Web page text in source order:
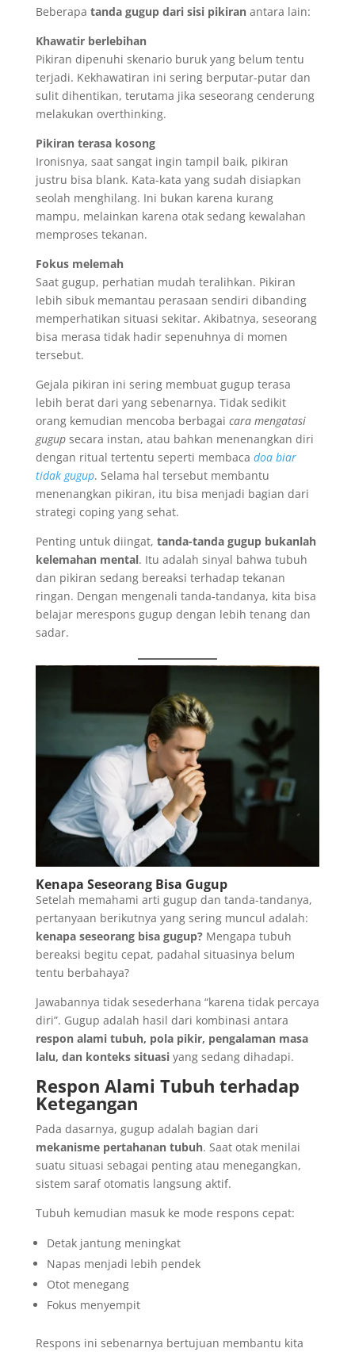
Beberapa tanda gugup dari sisi pikiranantara lain:
Khawatir berlebihan
Pikiran dipenuhi skenario buruk yang belum tentu
terjadi. Kekhawatiran ini sering berputar-putar dan
sulit dihentikan, terutama jika seseorang cenderung
melakukan overthinking.
Pikiran terasa kosong
Ironisnya, saat sangat ingin tampil baik, pikiran
justru bisa blank. Kata-kata yang sudah disiapkan
seolah menghilang. Ini bukan karena kurang
mampu, melainkan karena otak sedang kewalahan
memproses tekanan.
Fokus melemah
Saat gugup, perhatian mudah teralihkan. Pikiran
lebih sibuk memantau perasaan sendiri dibanding
memperhatikan situasi sekitar. Akibatnya, seseorang
bisa merasa tidak hadir sepenuhnya di momen
tersebut.
Gejala pikiran ini sering membuat gugup terasa
lebih berat dari yang sebenarnya. Tidak sedikit
orang kemudian mencoba berbagai cara mengatasi
gugupsecara instan, atau bahkan menenangkan diri
dengan ritual tertentu seperti membaca doa biar
tidak gugup. Selama hal tersebut membantu
menenangkan pikiran, itu bisa menjadi bagian dari
strategi coping yang sehat.
Penting untuk diingat, tanda-tanda gugup bukanlah
kelemahan mental. Itu adalah sinyal bahwa tubuh
dan pikiran sedang bereaksi terhadap tekanan
ringan. Dengan mengenali tanda-tandanya, kita bisa
belajar merespons gugup dengan lebih tenang dan
sadar.
Kenapa Seseorang Bisa Gugup
Setelah memahami arti gugup dan tanda-tandanya,
pertanyaan berikutnya yang sering muncul adalah:
kenapa seseorang bisa gugup?Mengapa tubuh
bereaksi begitu cepat, padahal situasinya belum
tentu berbahaya?
Jawabannya tidak sesederhana “karena tidak percaya
diri”. Gugup adalah hasil dari kombinasi antara
respon alami tubuh, pola pikir, pengalaman masa
lalu, dan konteks situasiyang sedang dihadapi.
Respon Alami Tubuh terhadap
Ketegangan
Pada dasarnya, gugup adalah bagian dari
mekanisme pertahanan tubuh. Saat otak menilai
suatu situasi sebagai penting atau menegangkan,
sistem saraf otomatis langsung aktif.
Tubuh kemudian masuk ke mode respons cepat:
Detak jantung meningkat
Napas menjadi lebih pendek
Otot menegang
Fokus menyempit
Respons ini sebenarnya bertujuan membantu kita